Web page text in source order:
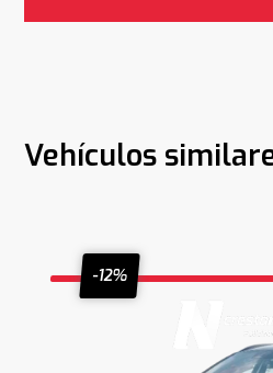
Vehículos
-12%